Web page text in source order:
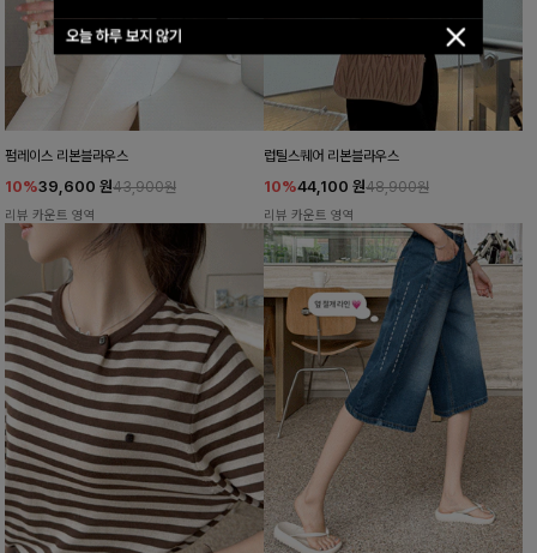
오늘 하루 보지 않기
펌레이스 리본블라우스
10%39,600 원43,900원
리뷰 카운트 영역
럽틸스퀘어 리본블라우스
10%44,100 원48,900원
리뷰 카운트 영역